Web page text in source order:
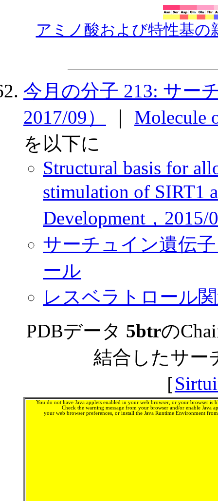
アミノ酸および特性基の
今月の分子 213: サー
2017/09）
Molecule
を以下に
Structural basis for
stimulation of SIRT1
Development，2015/
サーチュイン遺伝
ール
レスベラトロール
PDBデータ 5btrの
結合したサー
［
You do not have Java applets enabled in your web browser, or your browser is
Check the warning message from your browser and/or enable Java
your web browser preferences, or install the Java Runtime Environment